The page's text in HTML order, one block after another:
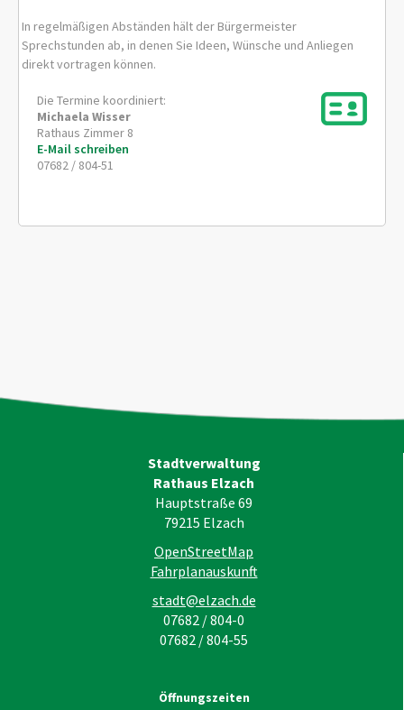
In regelmäßigen Abständen hält der Bürgermeister
Sprechstunden ab, in denen Sie Ideen, Wünsche und Anliegen
direkt vortragen können.
Die Termine koordiniert:
Michaela Wisser
Rathaus Zimmer 8
E-Mail schreiben
07682 / 804-51
Stadtverwaltung
Rathaus Elzach
Hauptstraße 69
79215 Elzach
OpenStreetMap
Fahrplanauskunft
stadt@elzach.de
07682 / 804-0
07682 / 804-55
Öffnungszeiten